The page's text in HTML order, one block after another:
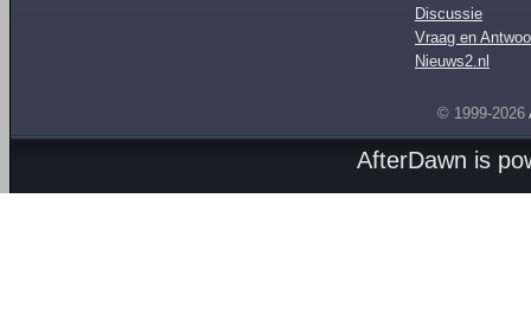
Discussie
Vraag en
Nieuws2.nl
© 1999-2026
AfterDawn is